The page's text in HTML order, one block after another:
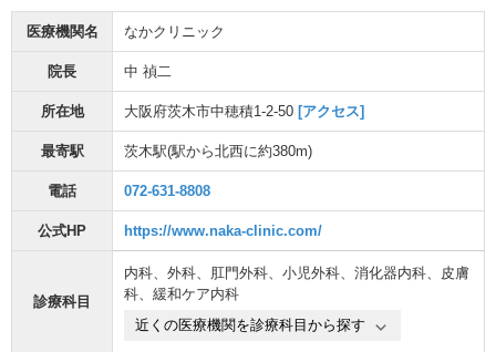
医療機関名 なかクリニック
院長 中 禎二
所在地 大阪府茨木市中穂積1-2-50 [アクセス]
最寄駅 茨木駅(駅から北西に約380m)
電話 072-631-8808
公式HP https://www.naka-clinic.com/
診療科目
内科、 外科、 肛門外科、 小児外科、 消化器内科、 皮膚
科、 緩和ケア内科
近くの医療機関を診療科目から探す